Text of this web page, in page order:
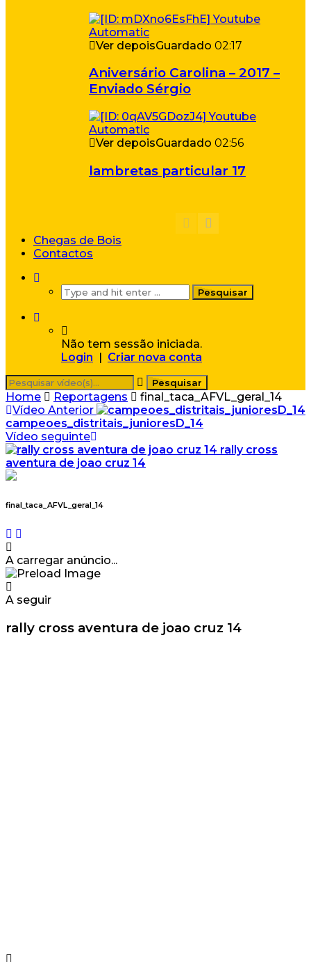
Ver depoisGuardado 02:17
Aniversário Carolina – 2017 –
Enviado Sérgio
Ver depoisGuardado 02:56
lambretas particular 17
Chegas de Bois
Contactos
Não tem sessão iniciada.
Login
Criar nova conta
Home Reportagens
final_taca_AFVL_geral_14
Vídeo Anterior
campeoes_distritais_junioresD_14
Vídeo seguinte
rally cross
aventura de joao cruz 14
final_taca_AFVL_geral_14
A carregar anúncio...
A seguir
rally cross aventura de joao cruz 14